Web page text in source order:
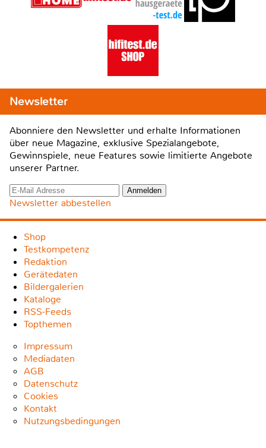
Newsletter
Abonniere den Newsletter und erhalte Informationen
über neue Magazine, exklusive Spezialangebote,
Gewinnspiele, neue Features sowie limitierte Angebote
unserer Partner.
Newsletter abbestellen
Shop
Testkompetenz
Redaktion
Gerätedaten
Bildergalerien
Kataloge
RSS-Feeds
Topthemen
Impressum
Mediadaten
AGB
Datenschutz
Cookies
Kontakt
Nutzungsbedingungen